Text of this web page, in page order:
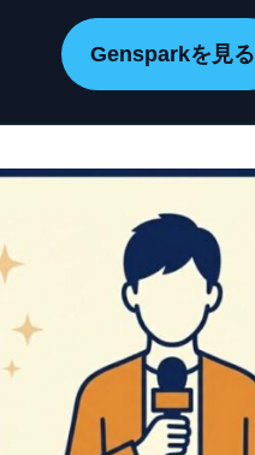
Gensparkを見る